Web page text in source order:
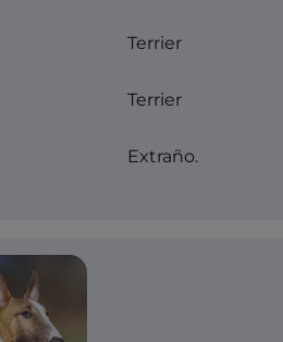
Terrier
Terrier
Extraño.